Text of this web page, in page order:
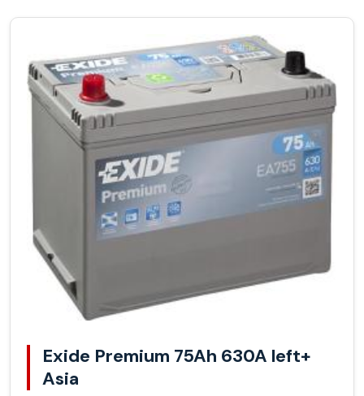
Exide Premium 75Ah 630A left+
Asia